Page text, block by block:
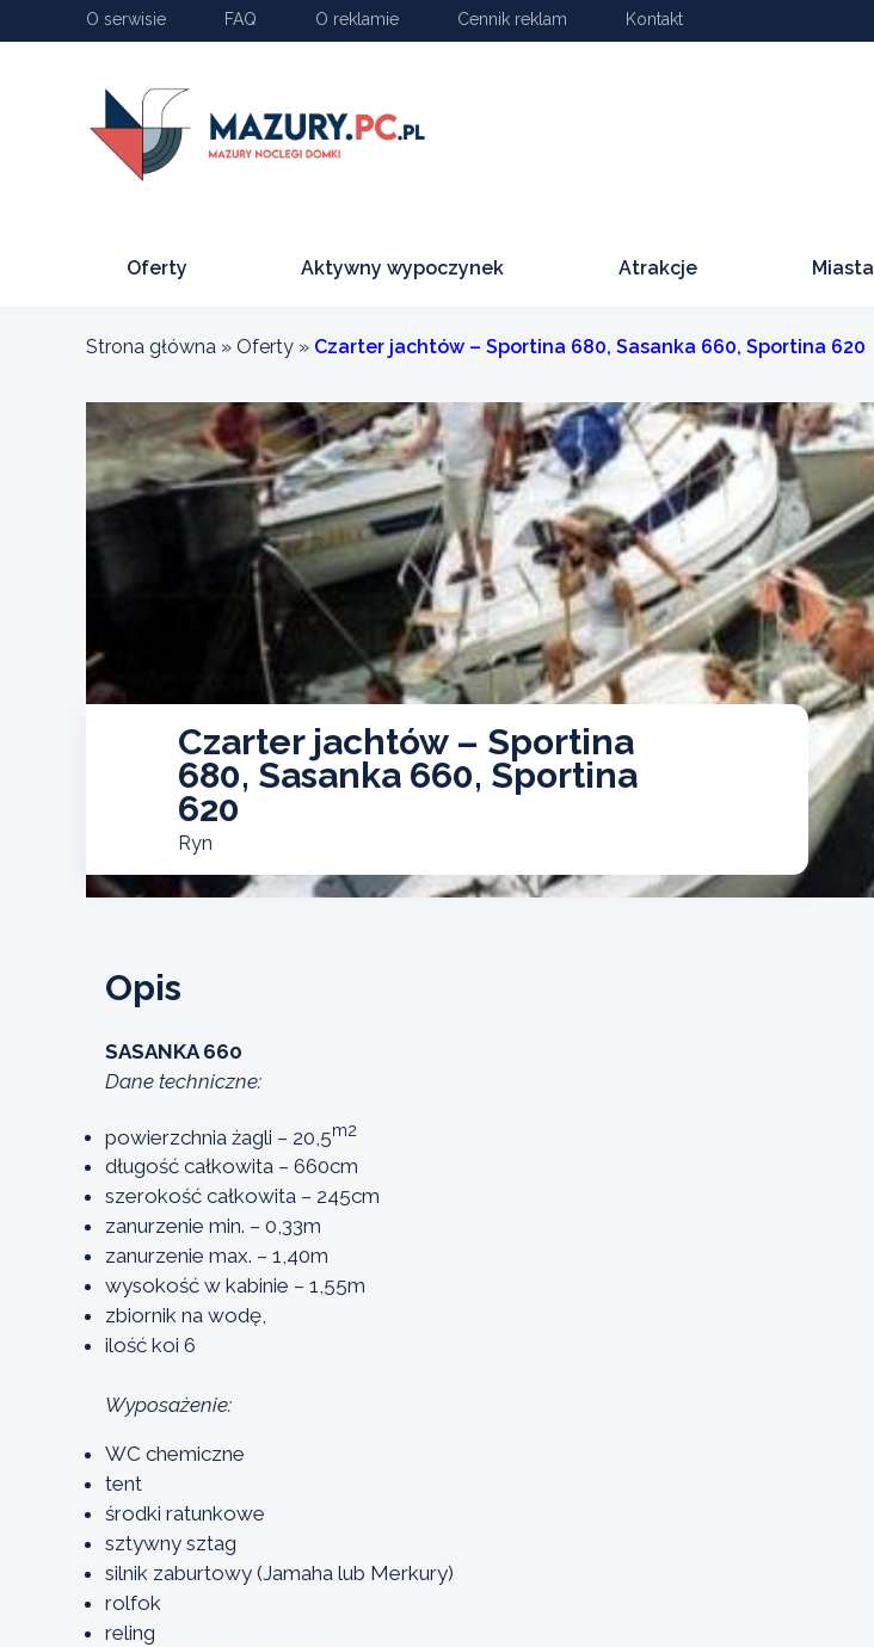
O serwisie FAQ O reklamie Cennik reklam Kontakt
Oferty Aktywny wypoczynek Atrakcje Miasta
Strona główna » Oferty » Czarter jachtów – Sportina 680, Sasanka 660, Sportina 620
Czarter jachtów – Sportina
680, Sasanka 660, Sportina
620
Ryn
Opis
SASANKA 660
Dane techniczne:
powierzchnia żagli – 20,5m2
długość całkowita – 660cm
szerokość całkowita – 245cm
zanurzenie min. – 0,33m
zanurzenie max. – 1,40m
wysokość w kabinie – 1,55m
zbiornik na wodę,
ilość koi 6
Wyposażenie:
WC chemiczne
tent
środki ratunkowe
sztywny sztag
silnik zaburtowy (Jamaha lub Merkury)
rolfok
reling